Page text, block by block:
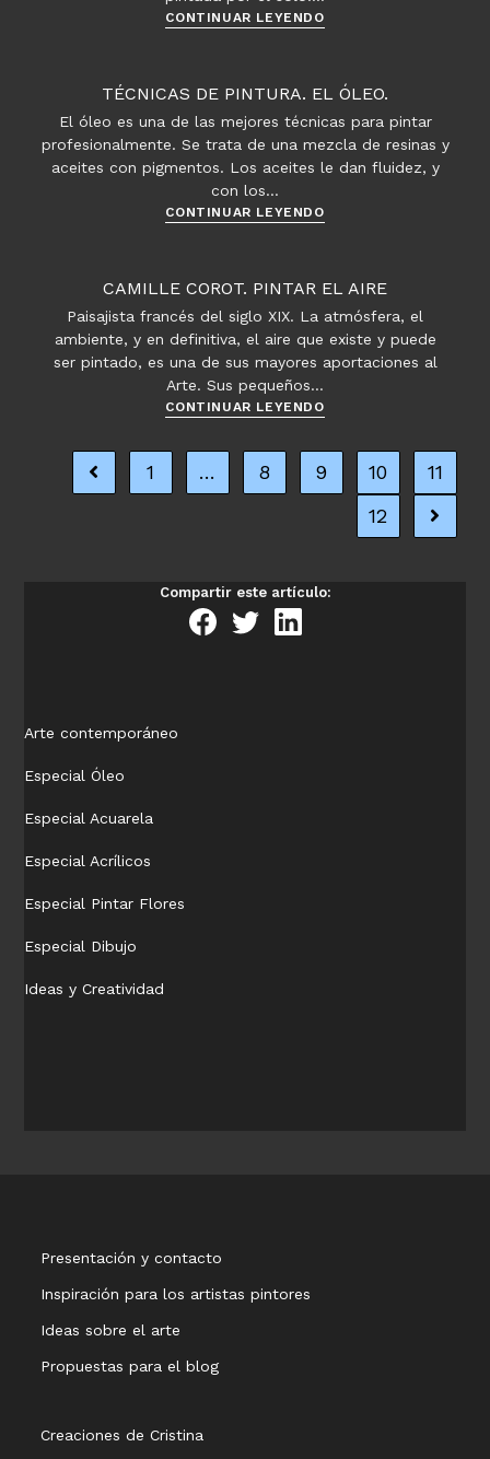
CONTINUAR LEYENDOEstilo
TÉCNICAS DE PINTURA. EL ÓLEO.
El óleo es una de las mejores técnicas para pintar
profesionalmente. Se trata de una mezcla de resinas y
aceites con pigmentos. Los aceites le dan fluidez, y
con los…
CONTINUAR LEYENDOTécnicas
El
CAMILLE COROT. PINTAR EL AIRE
Paisajista francés del siglo XIX. La atmósfera, el
ambiente, y en definitiva, el aire que existe y puede
ser pintado, es una de sus mayores aportaciones al
Arte. Sus pequeños…
CONTINUAR LEYENDOCamille
Pintar
el
aire
Ir a la página anterior
1 … 8 9 10
11
12
Ir a la
Compartir este artículo:
Arte contemporáneo
Especial Óleo
Especial Acuarela
Especial Acrílicos
Especial Pintar Flores
Especial Dibujo
Ideas y Creatividad
Presentación y contacto
Inspiración para los artistas pintores
Ideas sobre el arte
Propuestas para el blog
Creaciones de Cristina